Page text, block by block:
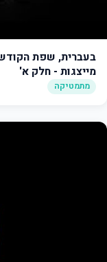
בעברית, שפת
מייצגות - חלק א'
מתמטיקה